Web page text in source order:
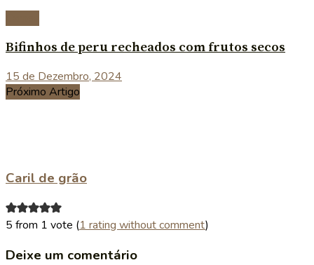
Bifinhos de peru recheados com frutos secos
15 de Dezembro, 2024
Próximo Artigo
Caril de grão
5 from 1 vote (1 rating without comment)
Deixe um comentário